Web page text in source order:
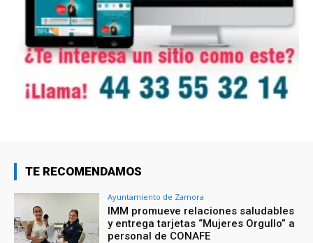
TE RECOMENDAMOS
Ayuntamiento de Zamora
IMM promueve relaciones saludables
y entrega tarjetas “Mujeres Orgullo” a
personal de CONAFE